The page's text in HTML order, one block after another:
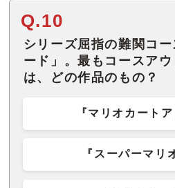
Q.10
シリーズ屈指の難関コ
ード」。最もコースア
は、どの作品のもの？
『マリオカートア
『スーパーマリ